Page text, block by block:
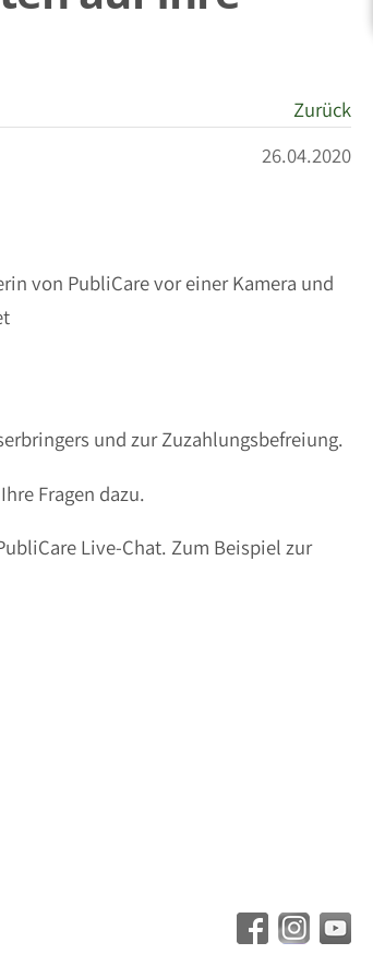
Zurück
26.04.2020
und zur Zuzahlungsbefreiung.
Fragen dazu.
Live-Chat. Zum Beispiel zur